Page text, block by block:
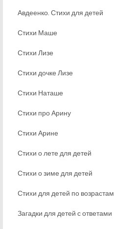
Авдеенко. Стихи для детей
Стихи Маше
Стихи Лизе
Стихи дочке Лизе
Стихи Наташе
Стихи про Арину
Стихи Арине
Стихи о лете для детей
Стихи о зиме для детей
Стихи для детей по возрастам
Загадки для детей с ответами